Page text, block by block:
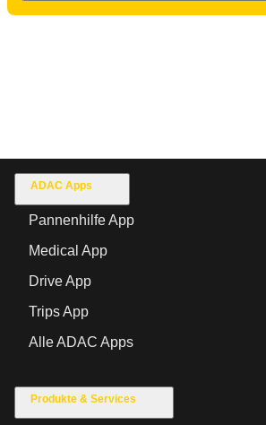
ADAC Apps
Pannenhilfe App
Medical App
Drive App
Trips App
Alle ADAC Apps
Produkte & Services